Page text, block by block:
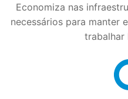
Economiza nas
necessários para manter
trabalhar